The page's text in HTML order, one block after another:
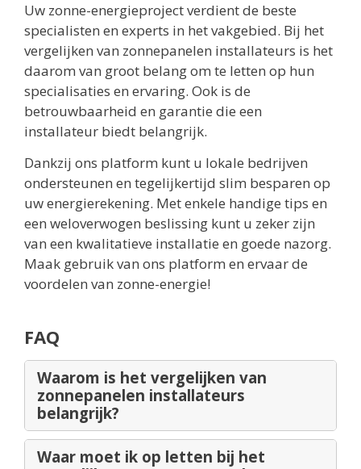
Uw zonne-energieproject verdient de beste
specialisten en experts in het vakgebied. Bij het
vergelijken van zonnepanelen installateurs is het
daarom van groot belang om te letten op hun
specialisaties en ervaring. Ook is de
betrouwbaarheid en garantie die een
installateur biedt belangrijk.
Dankzij ons platform kunt u lokale bedrijven
ondersteunen en tegelijkertijd slim besparen op
uw energierekening. Met enkele handige tips en
een weloverwogen beslissing kunt u zeker zijn
van een kwalitatieve installatie en goede nazorg.
Maak gebruik van ons platform en ervaar de
voordelen van zonne-energie!
FAQ
Waarom is het vergelijken van
zonnepanelen installateurs
belangrijk?
Waar moet ik op letten bij het